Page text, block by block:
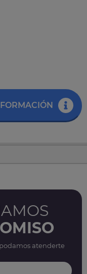
atenderte